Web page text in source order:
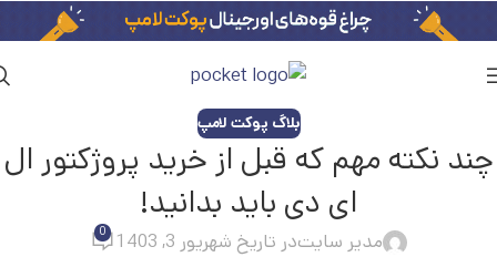
بلاگ پوکت لامپ
چند نکته مهم که قبل از خرید پروژکتور ال
ای دی باید بدانید!
مدیر سایتدر تاریخ شهریور 3, 1403 0